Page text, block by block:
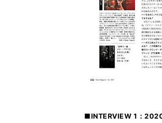
■INTERVIEW 1：2020